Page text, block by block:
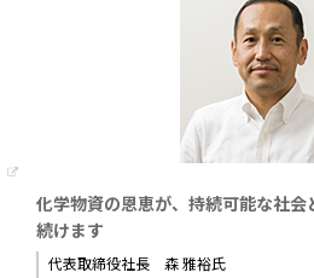
化学物資の恩恵が、持続可能な社
続けます
代表取締役社長 森 雅裕氏